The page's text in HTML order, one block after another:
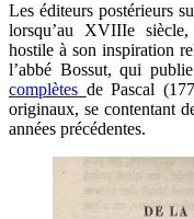
Les éditeurs postérieurs
lorsqu’au XVIIIe
hostile à son inspiration
l’abbé Bossut, qui
complètes de Pascal
originaux, se contentant
années précédentes.